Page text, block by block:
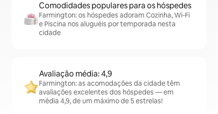
Comodidades populares para os hóspedes
Farmington: os hóspedes adoram Cozinha, Wi-Fi
e Piscina nos aluguéis por temporada nesta
cidade
Avaliação média: 4,9
Farmington: as acomodações da cidade têm
avaliações excelentes dos hóspedes — em
média 4,9, de um máximo de 5 estrelas!